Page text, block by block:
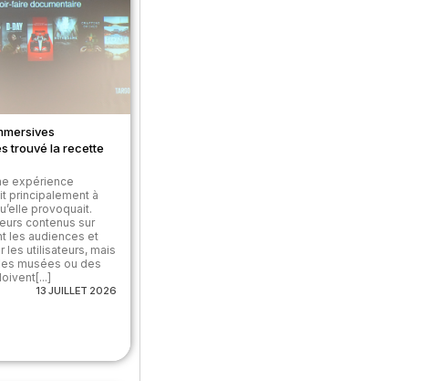
trouvé la recette
expérience
principalement à
provoquait.
contenus sur
les audiences et
les utilisateurs, mais
musées ou des
13 JUILLET 2026